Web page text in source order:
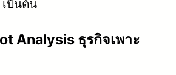
เป็นต้น
Analysis ธุรกิจเพาะ